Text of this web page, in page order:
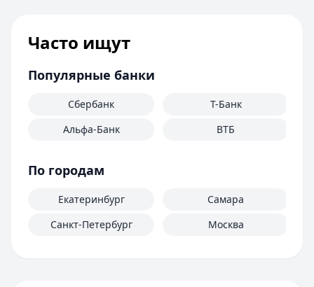
Часто ищут
Популярные банки
Сбербанк
Альфа-Банк
Т-Банк
ВТБ
По городам
Екатеринбург
Санкт-Петербург
Самара
Москва